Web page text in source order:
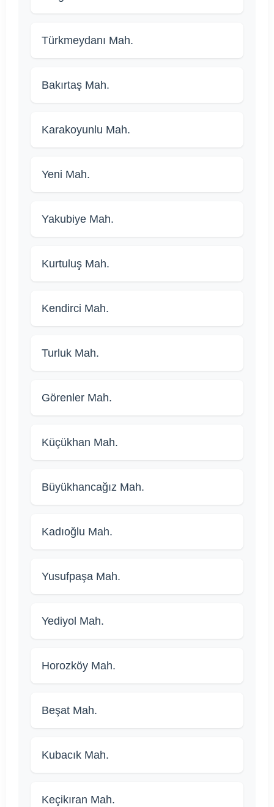
Türkmeydanı Mah.
Bakırtaş Mah.
Karakoyunlu Mah.
Yeni Mah.
Yakubiye Mah.
Kurtuluş Mah.
Kendirci Mah.
Turluk Mah.
Görenler Mah.
Küçükhan Mah.
Büyükhancağız Mah.
Kadıoğlu Mah.
Yusufpaşa Mah.
Yediyol Mah.
Horozköy Mah.
Beşat Mah.
Kubacık Mah.
Keçikıran Mah.